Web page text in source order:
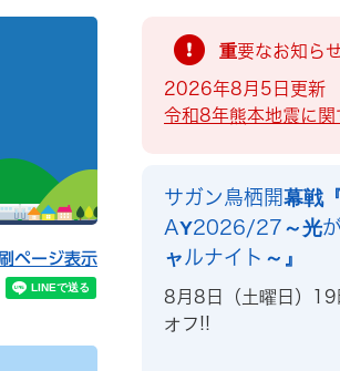
ページ表示
重要なお知ら
2026年8月5日更新
令和8年熊本地震に関
サガン鳥栖開幕戦
AY2026/27～光が
ャルナイト～』
8月8日（土曜日）19
オフ!!